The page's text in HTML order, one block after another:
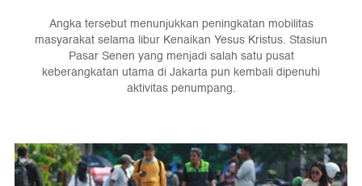
Angka tersebut menunjukkan peningkatan mobilitas
masyarakat selama libur Kenaikan Yesus Kristus. Stasiun
Pasar Senen yang menjadi salah satu pusat
keberangkatan utama di Jakarta pun kembali dipenuhi
aktivitas penumpang.